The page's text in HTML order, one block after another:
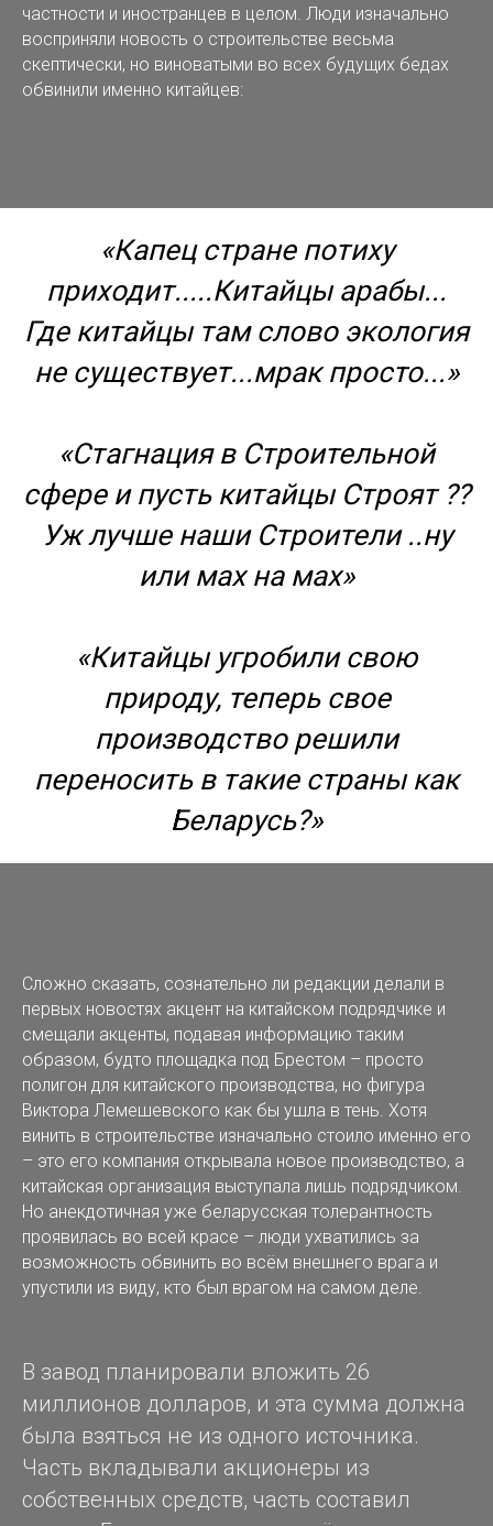
частности и иностранцев в целом. Люди изначально
восприняли новость о строительстве весьма
скептически, но виноватыми во всех будущих бедах
обвинили именно китайцев:
«Капец стране потиху
приходит.....Китайцы арабы...
Где китайцы там слово экология
не существует...мрак просто...»
«Стагнация в Строительной
сфере и пусть китайцы Строят ??
Уж лучше наши Строители ..ну
или мах на мах»
«Китайцы угробили свою
природу, теперь свое
производство решили
переносить в такие страны как
Беларусь?»
Сложно сказать, сознательно ли редакции делали в
первых новостях акцент на китайском подрядчике и
смещали акценты, подавая информацию таким
образом, будто площадка под Брестом – просто
полигон для китайского производства, но фигура
Виктора Лемешевского как бы ушла в тень. Хотя
винить в строительстве изначально стоило именно его
– это его компания открывала новое производство, а
китайская организация выступала лишь подрядчиком.
Но анекдотичная уже беларусская толерантность
проявилась во всей красе – люди ухватились за
возможность обвинить во всём внешнего врага и
упустили из виду, кто был врагом на самом деле.
В завод планировали вложить 26
миллионов долларов, и эта сумма должна
была взяться не из одного источника.
Часть вкладывали акционеры из
собственных средств, часть составил